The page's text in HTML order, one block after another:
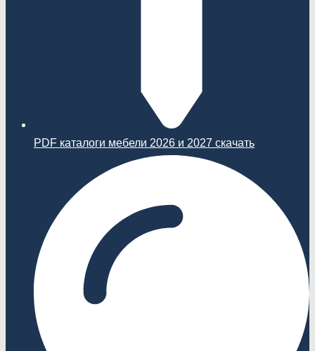
PDF каталоги мебели 2026 и 2027 скачать